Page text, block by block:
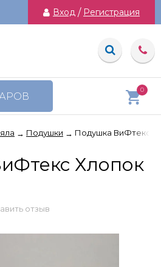
Вход / Регистрация
0
→ Подушки → Подушка ВиФтекс
Хлопок
отзыв